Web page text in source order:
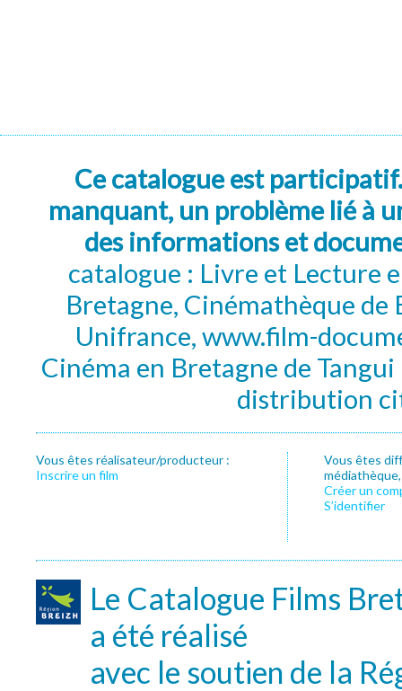
Ce catalogue est
manquant, un problème lié à
des informations et
catalogue : Livre et Lecture
Bretagne, Cinémathèque de
Unifrance, www.film-
Cinéma en Bretagne de
distribution
Vous êtes réalisateur/producteur :
Inscrire un film
Vous êtes
Créer un
S’identifier
Le Catalogue Films
a été réalisé
avec le soutien de la